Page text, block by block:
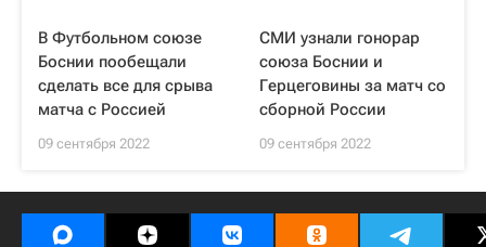
В Футбольном союзе
Боснии пообещали
сделать все для срыва
матча с Россией
09 сентября 2022
СМИ узнали гонорар
союза Боснии и
Герцеговины за матч со
сборной России
09 сентября 2022